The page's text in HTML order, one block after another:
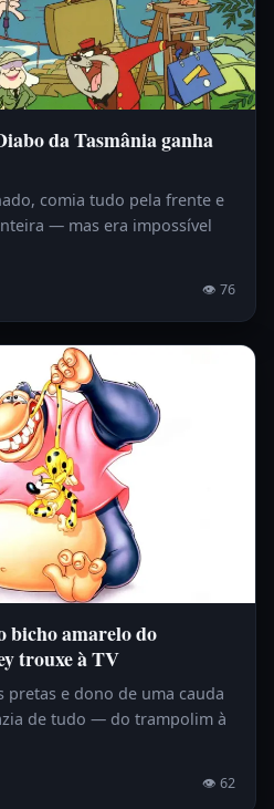
da Tasmânia ganha
comia tudo pela frente e
— mas era impossível
👁 76
bicho amarelo do
trouxe à TV
pretas e dono de uma cauda
de tudo — do trampolim à
👁 62